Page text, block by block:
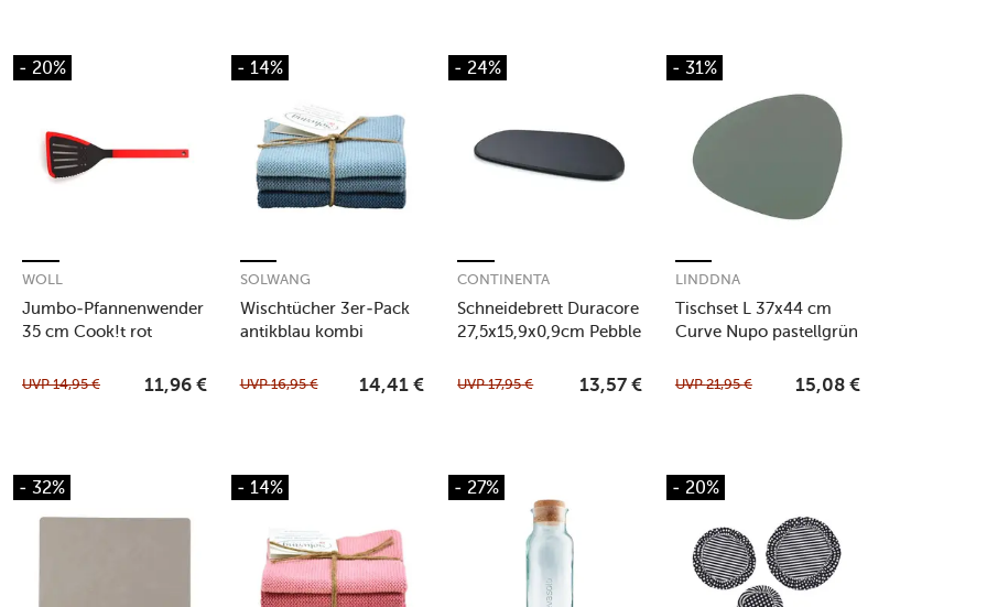
- 20%
Jumbo-Pfannenwender
35 cm Cook!t rot
WOLL
UVP14,95 € 11,96 €
- 14%
Wischtücher 3er-Pack
antikblau kombi
SOLWANG
UVP16,95 € 14,41 €
- 24%
Schneidebrett Duracore
27,5x15,9x0,9cm Pebble
CONTINENTA
UVP17,95 € 13,57 €
- 31%
Tischset L 37x44 cm
Curve Nupo pastellgrün
LINDDNA
UVP21,95 € 15,08 €
- 32% - 14% - 27% - 20%